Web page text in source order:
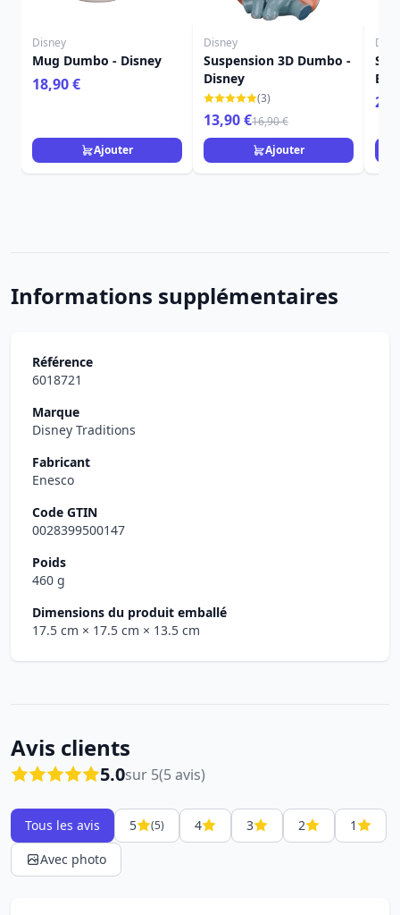
Disney
Mug Dumbo - Disney
18,90 €
Ajouter
Disney
Suspension 3D Dumbo -
Disney
(3)
13,90 €16,90 €
Ajouter
Informations supplémentaires
Référence
6018721
Marque
Disney Traditions
Fabricant
Enesco
Code GTIN
0028399500147
Poids
460 g
Dimensions du produit emballé
17.5 cm × 17.5 cm × 13.5 cm
Avis clients
5.0sur 5(5 avis)
Tous les avis 5 (5) 4 3 2
1
Avec photo